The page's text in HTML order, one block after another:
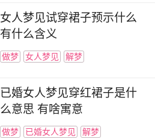
女人梦见试穿裙子预示什么
有什么含义
做梦 女人梦见 解梦
已婚女人梦见穿红裙子是什
么意思 有啥寓意
做梦 已婚女人梦见 解梦